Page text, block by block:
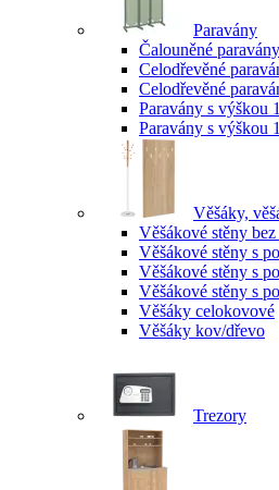
Paravány
Čalouněné paravány
Celodřevěné
Celodřevěné
Paravány s výškou
Paravány s výškou
Věšáky,
Věšákové stěny
Věšákové stěny s
Věšákové stěny s
Věšákové stěny s
Věšáky celokovové
Věšáky kov/dřevo
Trezory